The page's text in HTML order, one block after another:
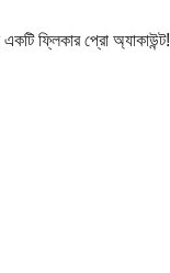
একটি ফ্লিকার প্রো অ্যাকাউন্ট!